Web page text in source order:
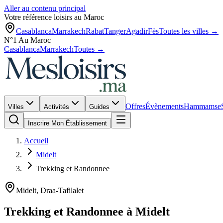
Aller au contenu principal
Votre référence loisirs au Maroc
CasablancaMarrakechRabatTangerAgadirFèsToutes les villes →
N°1 Au Maroc
CasablancaMarrakechToutes →
Villes Activités Guides OffresÉvènementsHammams
Inscrire Mon Établissement
Accueil
Midelt
Trekking et Randonnee
Midelt, Draa-Tafilalet
Trekking et Randonnee à Midelt